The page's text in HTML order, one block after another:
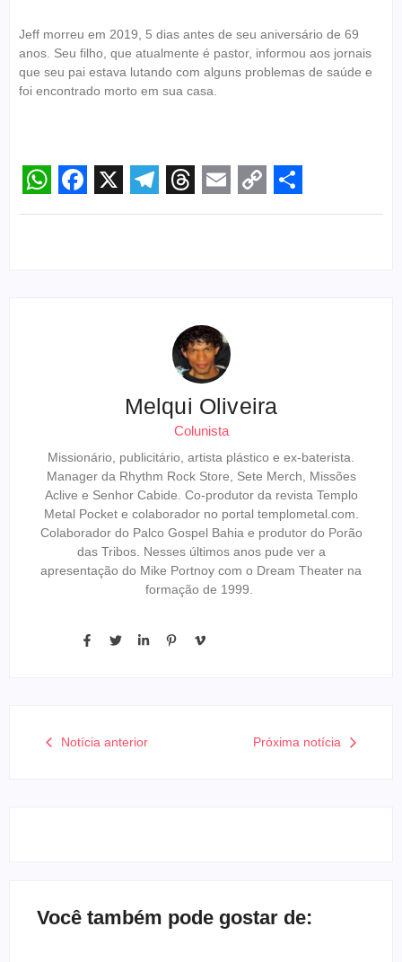
Jeff morreu em 2019, 5 dias antes de seu aniversário de 69
anos. Seu filho, que atualmente é pastor, informou aos jornais
que seu pai estava lutando com alguns problemas de saúde e
foi encontrado morto em sua casa.
WhatsApp
Facebook
X Telegram
Threads
Email
CopyShare
Melqui Oliveira
Colunista
Missionário, publicitário, artista plástico e ex-baterista.
Manager da Rhythm Rock Store, Sete Merch, Missões
Aclive e Senhor Cabide. Co-produtor da revista Templo
Metal Pocket e colaborador no portal templometal.com.
Colaborador do Palco Gospel Bahia e produtor do Porão
das Tribos. Nesses últimos anos pude ver a
apresentação do Mike Portnoy com o Dream Theater na
formação de 1999.
Notícia anterior Próxima notícia
Você também pode gostar de: